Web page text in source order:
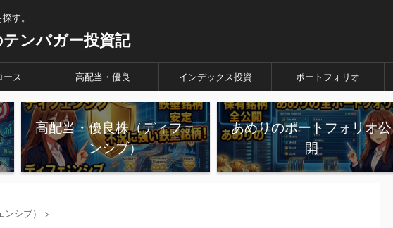
す。
ンバガー投資記
ース 高配当・優良 インデックス投資 ポートフォリオ
高配当・優良株（ディフェ
ンシブ）
あめりのポートフォリオ公
開
シブ） >